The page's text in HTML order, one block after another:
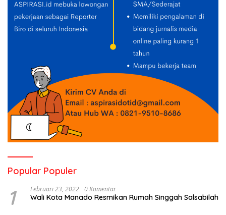
Popular Populer
1 Februari 23, 2022 0 Komentar
Wali Kota Manado Resmikan Rumah Singgah Salsabilah